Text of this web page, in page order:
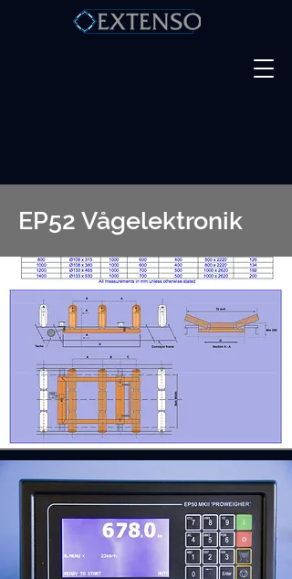
EP52 Vågelektronik